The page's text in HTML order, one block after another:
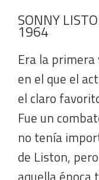
SONNY
1964
Era la
en el que el
el claro
Fue un
no tenía
de Liston,